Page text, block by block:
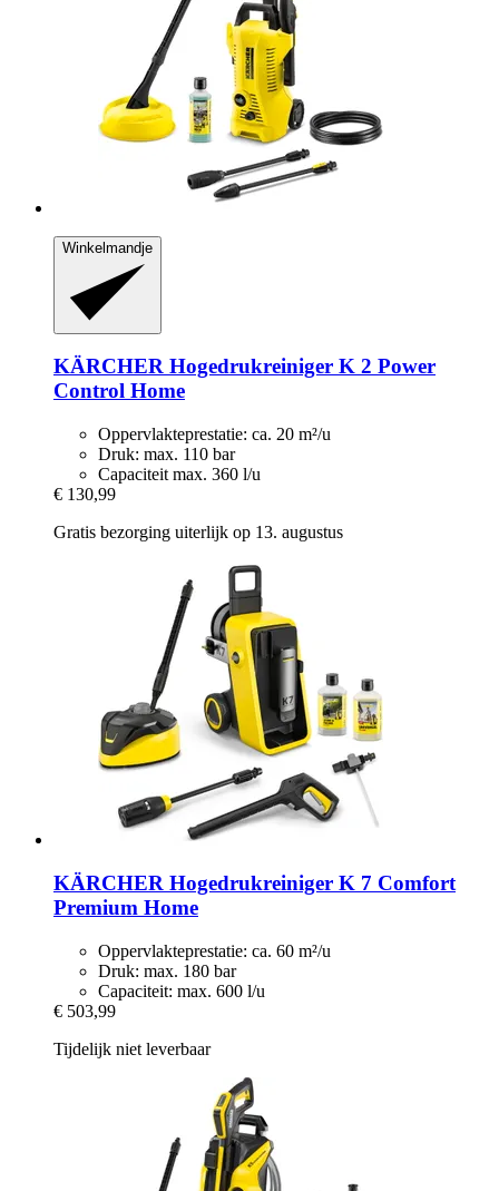
Winkelmandje
KÄRCHER Hogedrukreiniger K 2 Power
Control Home
Oppervlakteprestatie: ca. 20 m²/u
Druk: max. 110 bar
Capaciteit max. 360 l/u
€ 130,99
Gratis bezorging uiterlijk op 13. augustus
KÄRCHER Hogedrukreiniger K 7 Comfort
Premium Home
Oppervlakteprestatie: ca. 60 m²/u
Druk: max. 180 bar
Capaciteit: max. 600 l/u
€ 503,99
Tijdelijk niet leverbaar